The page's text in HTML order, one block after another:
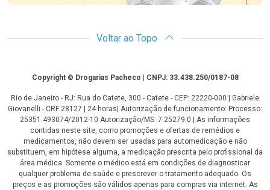
Voltar ao Topo
CopyrightCopyright © Drogarias Pacheco | CNPJ: 33.438.250/0187-08
Rio de Janeiro - RJ: Rua do Catete, 300 - Catete - CEP: 22220-000 | Gabriele
Giovanelli - CRF 28127 | 24 horas| Autorização de funcionamento: Processo:
25351.493074/2012-10 Autorização/MS: 7.25279.0 | As informações
contidas neste site, como promoções e ofertas de remédios e
medicamentos, não devem ser usadas para automedicação e não
substituem, em hipótese alguma, a medicação prescrita pelo profissional da
área médica. Somente o médico está em condições de diagnosticar
qualquer problema de saúde e prescrever o tratamento adequado. Os
preços e as promoções são válidos apenas para compras via internet. As